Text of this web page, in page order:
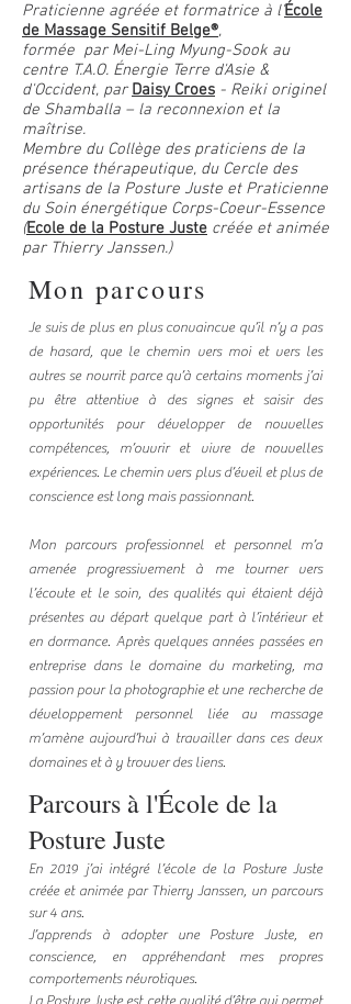
Praticienne agréée et formatrice à l’École
de Massage Sensitif Belge®,
formée par Mei-Ling Myung-Sook au
centre T.A.O. Énergie Terre d'Asie &
d'Occident, par Daisy Croes - Reiki originel
de Shamballa – la reconnexion et la
maîtrise.
Membre du Collège des praticiens de la
présence thérapeutique, du Cercle des
artisans de la Posture Juste et Praticienne
du Soin énergétique Corps-Coeur-Essence
(Ecole de la Posture Juste créée et animée
par Thierry Janssen.)
Mon parcours
Je suis de plus en plus convaincue qu’il n’y a pas
de hasard, que le chemin vers moi et vers les
autres se nourrit parce qu’à certains moments j’ai
pu être attentive à des signes et saisir des
opportunités pour développer de nouvelles
compétences, m’ouvrir et vivre de nouvelles
expériences. Le chemin vers plus d’éveil et plus de
conscience est long mais passionnant.
Mon parcours professionnel et personnel m’a
amenée progressivement à me tourner vers
l’écoute et le soin, des qualités qui étaient déjà
présentes au départ quelque part à l’intérieur et
en dormance. Après quelques années passées en
entreprise dans le domaine du marketing, ma
passion pour la photographie et une recherche de
développement personnel liée au massage
m’amène aujourd’hui à travailler dans ces deux
domaines et à y trouver des liens.
Parcours à l'École de la
Posture Juste
En 2019 j’ai intégré l’école de la Posture Juste
créée et animée par Thierry Janssen, un parcours
sur 4 ans.
J’apprends à adopter une Posture Juste, en
conscience, en appréhendant mes propres
comportements névrotiques.
La Posture Juste est cette qualité d’être qui permet